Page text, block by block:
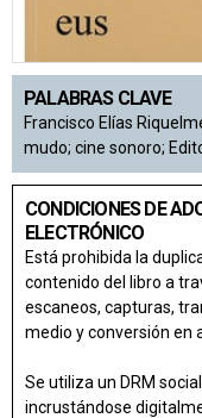
PALABRAS CLAVE
Francisco Elías
mudo; cine sonoro;
CONDICIONES DE
ELECTRÓNICO
Está prohibida la
contenido del libro a
escaneos, capturas,
medio y conversión en
Se utiliza un DRM
incrustándose